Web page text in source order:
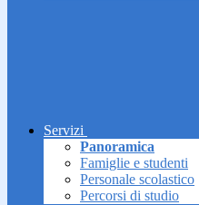
Servizi
Panoramica
Famiglie e studenti
Personale scolastico
Percorsi di studio